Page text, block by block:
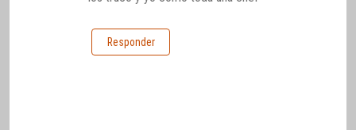
Responder